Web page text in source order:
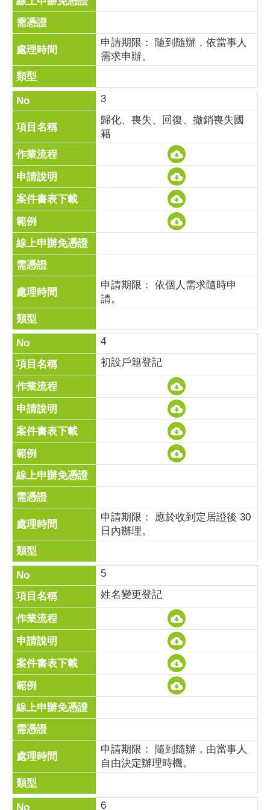
申請期限： 隨到隨辦，依當事人
需求申辦。
3
歸化、喪失、回復、撤銷喪失國
籍
申請期限： 依個人需求隨時申
請。
4
初設戶籍登記
申請期限： 應於收到定居證後 30
日內辦理。
5
姓名變更登記
申請期限： 隨到隨辦，由當事人
自由決定辦理時機。
6